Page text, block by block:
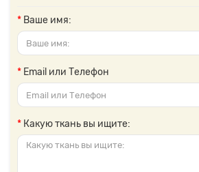
Ваше имя:
Email или Телефон
Какую ткань вы ищите: